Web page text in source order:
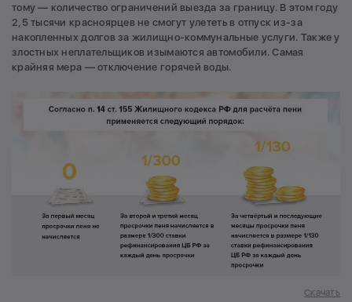
тому — количество ограничений выезда за границу. В этом году
2,5 тысячи красноярцев не смогут улететь в отпуск из-за
накопленных долгов за жилищно-коммунальные услуги. Также у
злостных неплательщиков изымаются автомобили. Самая
крайняя мера — отключение горячей воды.
Скачать